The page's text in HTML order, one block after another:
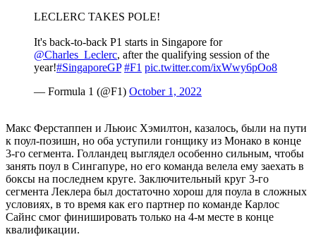
LECLERC TAKES POLE!
It's back-to-back P1 starts in Singapore for
@Charles_Leclerc, after the qualifying session of the
year!#SingaporeGP #F1 pic.twitter.com/ixWwy6pOo8
— Formula 1 (@F1) October 1, 2022
Макс Ферстаппен и Льюис Хэмилтон, казалось, были на пути
к поул-позишн, но оба уступили гонщику из Монако в конце
3-го сегмента. Голландец выглядел особенно сильным, чтобы
занять поул в Сингапуре, но его команда велела ему заехать в
боксы на последнем круге. Заключительный круг 3-го
сегмента Леклера был достаточно хорош для поула в сложных
условиях, в то время как его партнер по команде Карлос
Сайнс смог финишировать только на 4-м месте в конце
квалификации.